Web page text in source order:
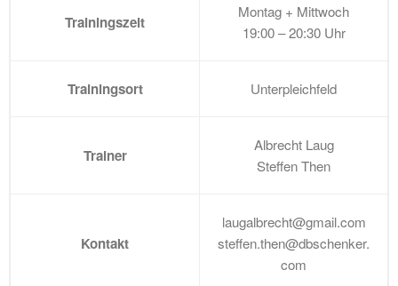
Trainingszeit
Montag + Mittwoch
19:00 – 20:30 Uhr
Trainingsort Unterpleichfeld
Trainer
Albrecht Laug
Steffen Then
Kontakt
laugalbrecht@gmail.com
steffen.then@dbschenker.
com